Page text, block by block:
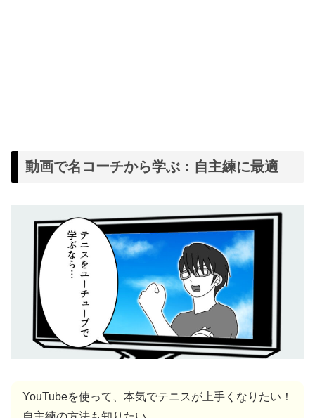
動画で名コーチから学ぶ：自主練に最適
YouTubeを使って、本気でテニスが上手くなりたい！